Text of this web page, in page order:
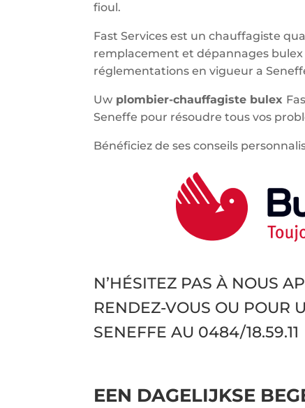
fioul.
Fast Services est un chauffagiste
remplacement et dépannages
réglementations en vigueur a
Uw plombier-chauffagiste bulex
Seneffe pour résoudre tous vos
Bénéficiez de ses conseils
N’HÉSITEZ PAS À NOUS
RENDEZ-VOUS OU POUR
SENEFFE AU 0484/18.59.11
EEN DAGELIJKSE